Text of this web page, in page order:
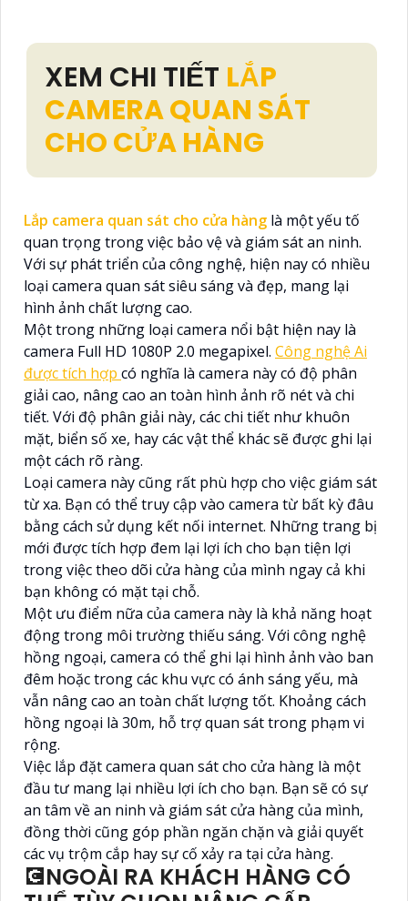
XEM CHI TIẾT LẮP
CAMERA QUAN SÁT
CHO CỬA HÀNG
Lắp camera quan sát cho cửa hàng là một yếu tố
quan trọng trong việc bảo vệ và giám sát an ninh.
Với sự phát triển của công nghệ, hiện nay có nhiều
loại camera quan sát siêu sáng và đẹp, mang lại
hình ảnh chất lượng cao.
Một trong những loại camera nổi bật hiện nay là
camera Full HD 1080P 2.0 megapixel. Công nghệ Ai
được tích hợp có nghĩa là camera này có độ phân
giải cao, nâng cao an toàn hình ảnh rõ nét và chi
tiết. Với độ phân giải này, các chi tiết như khuôn
mặt, biển số xe, hay các vật thể khác sẽ được ghi lại
một cách rõ ràng.
Loại camera này cũng rất phù hợp cho việc giám sát
từ xa. Bạn có thể truy cập vào camera từ bất kỳ đâu
bằng cách sử dụng kết nối internet. Những trang bị
mới được tích hợp đem lại lợi ích cho bạn tiện lợi
trong việc theo dõi cửa hàng của mình ngay cả khi
bạn không có mặt tại chỗ.
Một ưu điểm nữa của camera này là khả năng hoạt
động trong môi trường thiếu sáng. Với công nghệ
hồng ngoại, camera có thể ghi lại hình ảnh vào ban
đêm hoặc trong các khu vực có ánh sáng yếu, mà
vẫn nâng cao an toàn chất lượng tốt. Khoảng cách
hồng ngoại là 30m, hỗ trợ quan sát trong phạm vi
rộng.
Việc lắp đặt camera quan sát cho cửa hàng là một
đầu tư mang lại nhiều lợi ích cho bạn. Bạn sẽ có sự
an tâm về an ninh và giám sát cửa hàng của mình,
đồng thời cũng góp phần ngăn chặn và giải quyết
các vụ trộm cắp hay sự cố xảy ra tại cửa hàng.
💽NGOÀI RA KHÁCH HÀNG CÓ